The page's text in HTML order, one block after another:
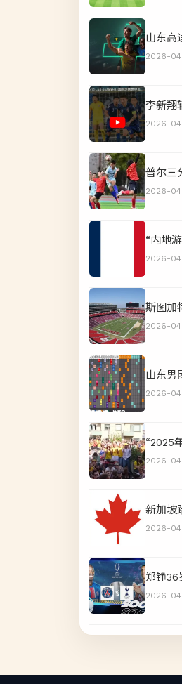
山东高
2026-
李新翔
2026-
普尔三
2026-
“内地
2026-
斯图加
2026-
山东男
2026-
“2025
2026-
新加坡
2026-
郑铮36
2026-